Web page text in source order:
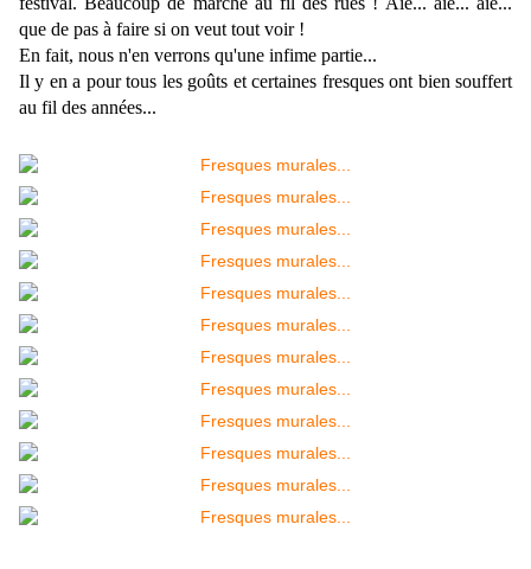
que de pas à faire si on veut tout voir !
En fait, nous n'en verrons qu'une infime partie...
Il y en a pour tous les goûts et certaines fresques ont bien souffert
au fil des années...